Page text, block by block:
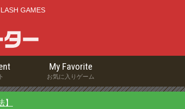
GAMES
My Favorite
お気に入りゲーム